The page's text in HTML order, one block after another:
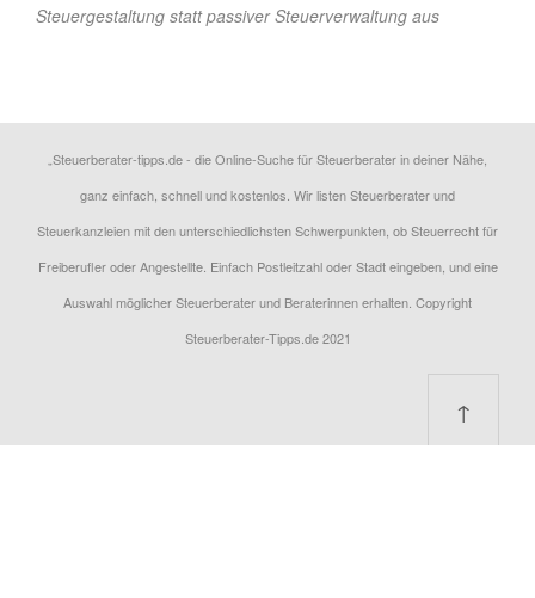
Steuergestaltung statt passiver Steuerverwaltung aus
„Steuerberater-tipps.de - die Online-Suche für Steuerberater in deiner Nähe,
ganz einfach, schnell und kostenlos. Wir listen Steuerberater und
Steuerkanzleien mit den unterschiedlichsten Schwerpunkten, ob Steuerrecht für
Freiberufler oder Angestellte. Einfach Postleitzahl oder Stadt eingeben, und eine
Auswahl möglicher Steuerberater und Beraterinnen erhalten. Copyright
Steuerberater-Tipps.de 2021
↑